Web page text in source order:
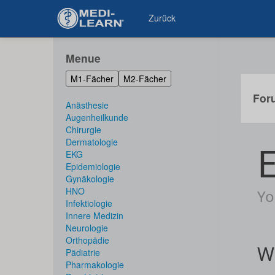
Zurück
Menue
M1-Fächer M2-Fächer
Anästhesie
Augenheilkunde
Chirurgie
Dermatologie
EKG
Epidemiologie
Gynäkologie
HNO
Infektiologie
Innere Medizin
Neurologie
Orthopädie
Pädiatrie
Pharmakologie